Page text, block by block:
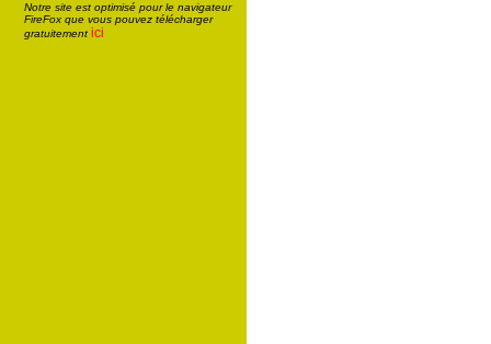
Notre site est optimisé pour le navigateur
FireFox que vous pouvez télécharger
gratuitement ici